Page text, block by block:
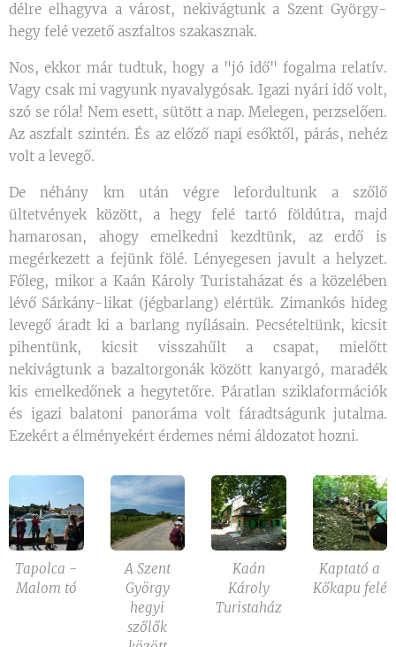
délre elhagyva a várost, nekivágtunk a Szent György-
hegy felé vezető aszfaltos szakasznak.
Nos, ekkor már tudtuk, hogy a "jó idő" fogalma relatív.
Vagy csak mi vagyunk nyavalygósak. Igazi nyári idő volt,
szó se róla! Nem esett, sütött a nap. Melegen, perzselően.
Az aszfalt szintén. És az előző napi esőktől, párás, nehéz
volt a levegő.
De néhány km után végre lefordultunk a szőlő
ültetvények között, a hegy felé tartó földútra, majd
hamarosan, ahogy emelkedni kezdtünk, az erdő is
megérkezett a fejünk fölé. Lényegesen javult a helyzet.
Főleg, mikor a Kaán Károly Turistaházat és a közelében
lévő Sárkány-likat (jégbarlang) elértük. Zimankós hideg
levegő áradt ki a barlang nyílásain. Pecsételtünk, kicsit
pihentünk, kicsit visszahűlt a csapat, mielőtt
nekivágtunk a bazaltorgonák között kanyargó, maradék
kis emelkedőnek a hegytetőre. Páratlan sziklaformációk
és igazi balatoni panoráma volt fáradtságunk jutalma.
Ezekért a élményekért érdemes némi áldozatot hozni.
Tapolca -
Malom tó
A Szent
György
hegyi
szőlők
Kaán
Károly
Turistaház
Kaptató a
Kőkapu felé